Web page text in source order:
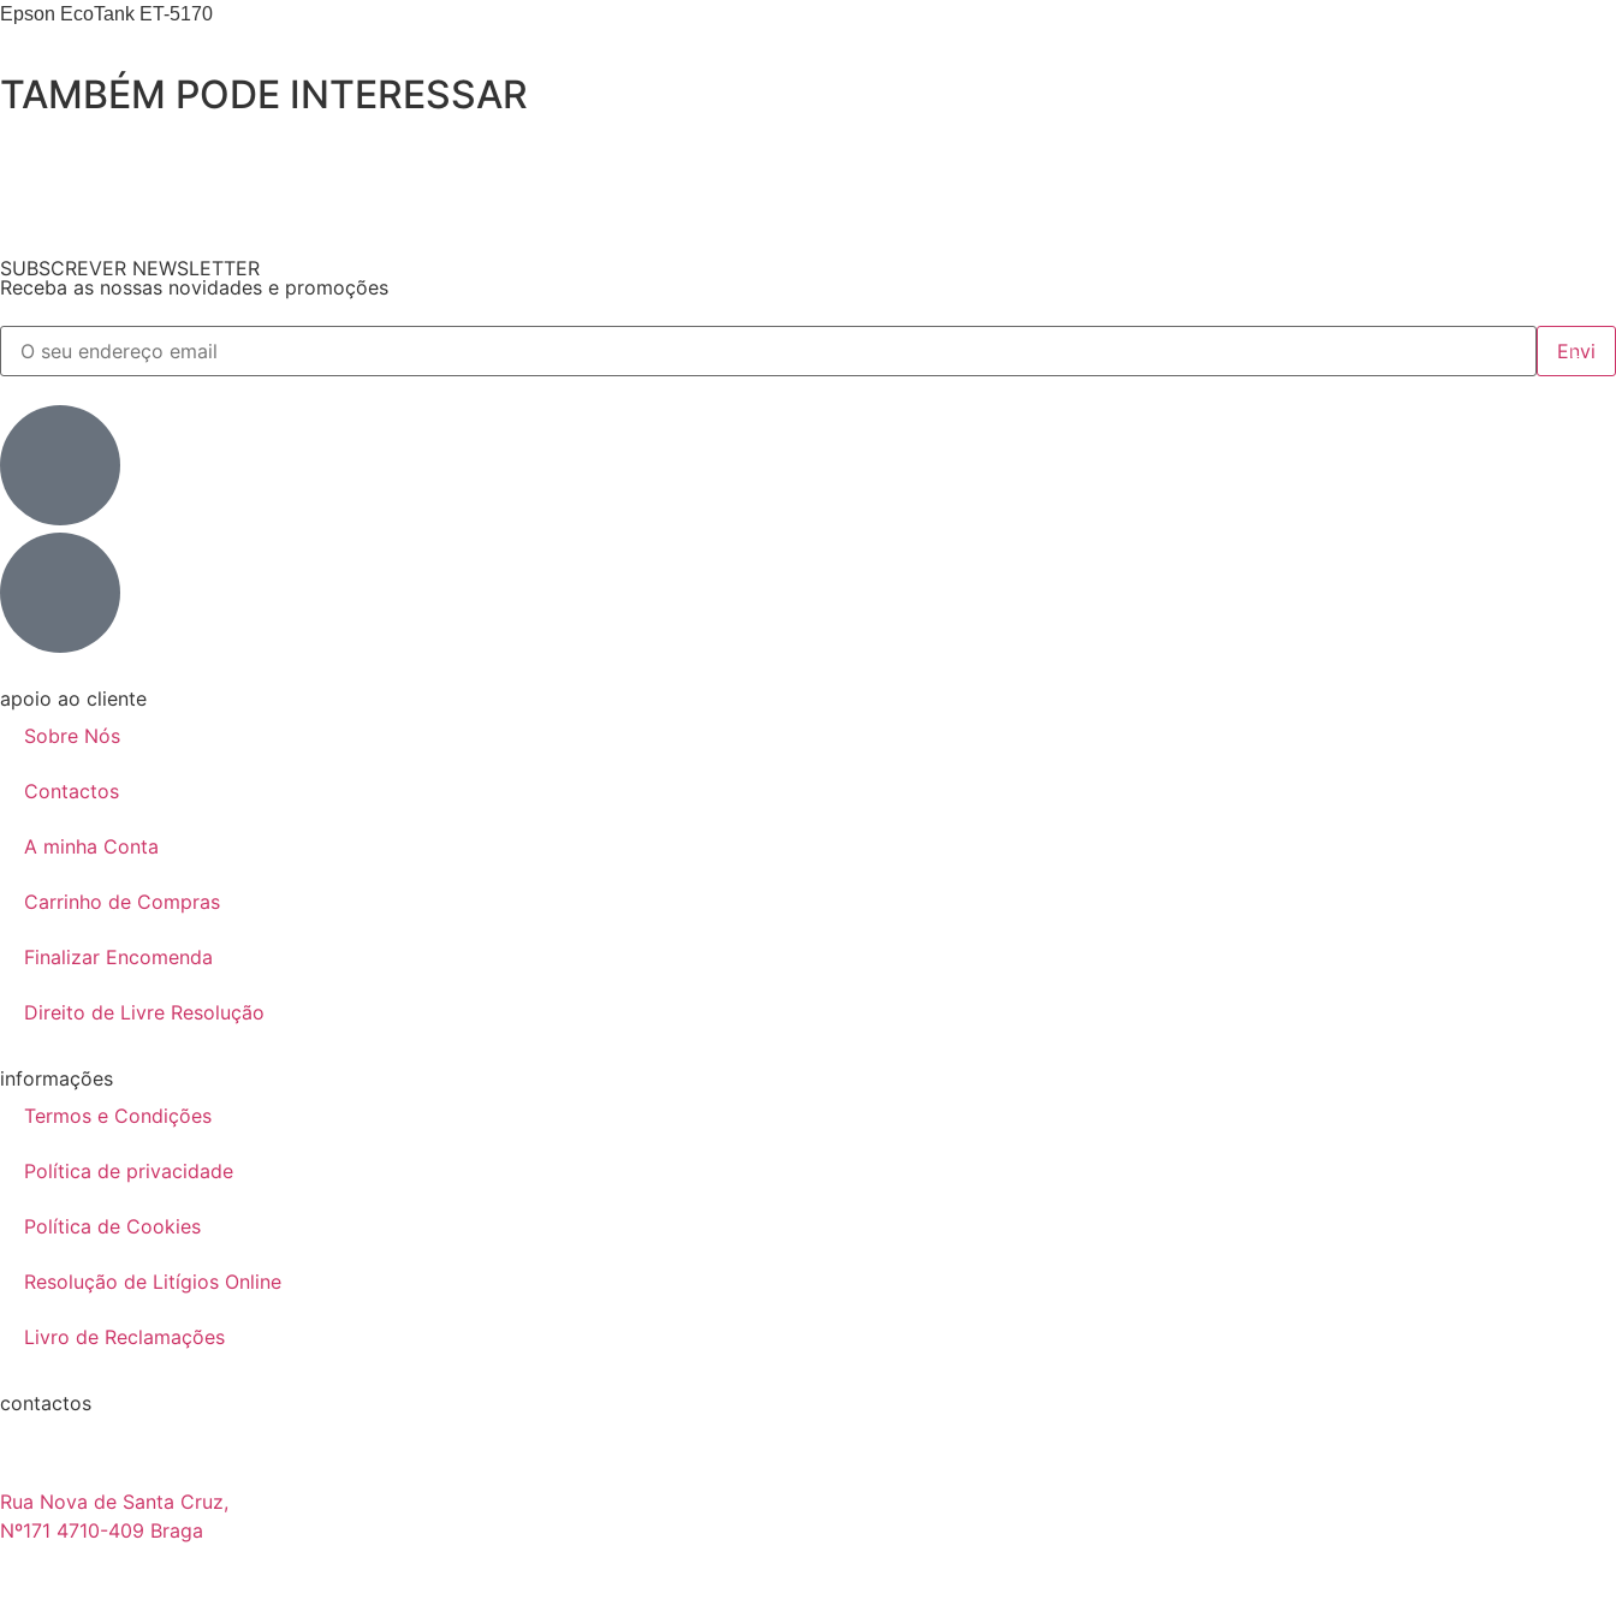
Epson EcoTank ET-5170
TAMBÉM PODE INTERESSAR
SUBSCREVER NEWSLETTER
Receba as nossas novidades e promoções
apoio ao cliente
Sobre Nós
Contactos
A minha Conta
Carrinho de Compras
Finalizar Encomenda
Direito de Livre Resolução
informações
Termos e Condições
Política de privacidade
Política de Cookies
Resolução de Litígios Online
Livro de Reclamações
contactos
Rua Nova de Santa Cruz,
Nº171 4710-409 Braga